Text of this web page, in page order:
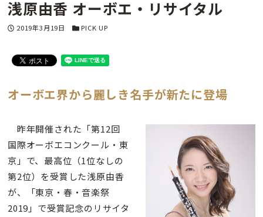
浅原由香 オーボエ・リサイタル
投稿日
2019年3月19日 カテゴリー
PICK UP
オーボエ界から麗しき名手が新たに登場
昨年開催された「第12回
国際オーボエコンクール・東
京」で、最高位（1位なしの
第2位）を受賞した浅原由香
が、「東京・春・音楽祭
2019」で受賞記念のリサイタ